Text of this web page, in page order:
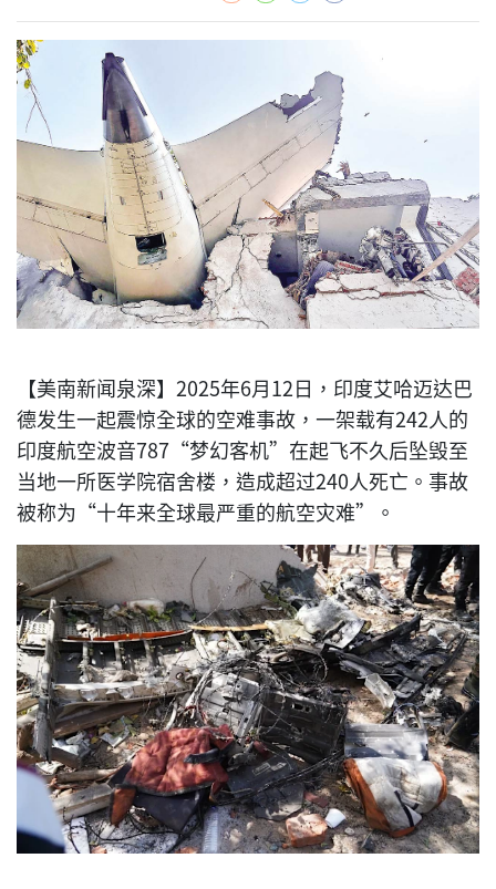
【美南新闻泉深】2025年6月12日，印度艾哈迈达巴
德发生一起震惊全球的空难事故，一架载有242人的
印度航空波音787“梦幻客机”在起飞不久后坠毁至
当地一所医学院宿舍楼，造成超过240人死亡。事故
被称为“十年来全球最严重的航空灾难”。